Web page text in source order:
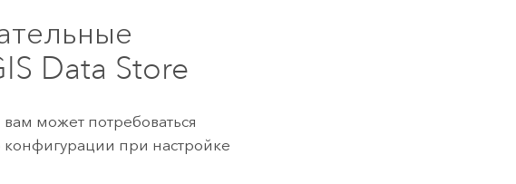
Data Store
может потребоваться
при настройке